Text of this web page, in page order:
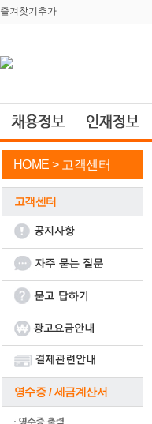
즐겨찾기추가
HOME > 고객센터
고객센터
영수증 / 세금계산서